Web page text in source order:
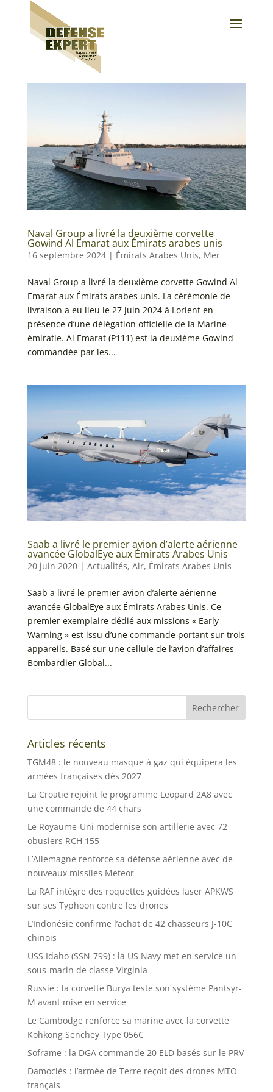
Naval Group a livré la deuxième corvette
Gowind Al Emarat aux Émirats arabes unis
16 septembre 2024| Émirats Arabes Unis, Mer
Naval Group a livré la deuxième corvette Gowind Al
Emarat aux Émirats arabes unis. La cérémonie de
livraison a eu lieu le 27 juin 2024 à Lorient en
présence d’une délégation officielle de la Marine
émiratie. Al Emarat (P111) est la deuxième Gowind
commandée par les...
Saab a livré le premier avion d’alerte aérienne
avancée GlobalEye aux Émirats Arabes Unis
20 juin 2020| Actualités, Air, Émirats Arabes Unis
Saab a livré le premier avion d’alerte aérienne
avancée GlobalEye aux Émirats Arabes Unis. Ce
premier exemplaire dédié aux missions « Early
Warning » est issu d’une commande portant sur trois
appareils. Basé sur une cellule de l’avion d’affaires
Bombardier Global...
Articles récents
TGM48 : le nouveau masque à gaz qui équipera les
armées françaises dès 2027
La Croatie rejoint le programme Leopard 2A8 avec
une commande de 44 chars
Le Royaume-Uni modernise son artillerie avec 72
obusiers RCH 155
L’Allemagne renforce sa défense aérienne avec de
nouveaux missiles Meteor
La RAF intègre des roquettes guidées laser APKWS
sur ses Typhoon contre les drones
L’Indonésie confirme l’achat de 42 chasseurs J-10C
chinois
USS Idaho (SSN-799) : la US Navy met en service un
sous-marin de classe Virginia
Russie : la corvette Burya teste son système Pantsyr-
M avant mise en service
Le Cambodge renforce sa marine avec la corvette
Kohkong Senchey Type 056C
Soframe : la DGA commande 20 ELD basés sur le PRV
Damoclès : l’armée de Terre reçoit des drones MTO
français